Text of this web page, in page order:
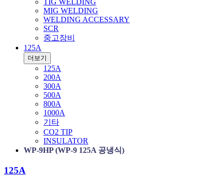
MIG WELDING
WELDING ACCESSARY
SCR
중고장비
125A
더보기
125A
200A
300A
500A
800A
1000A
기타
CO2 TIP
INSULATOR
WP-9HP (WP-9 125A 공냉식)
125A